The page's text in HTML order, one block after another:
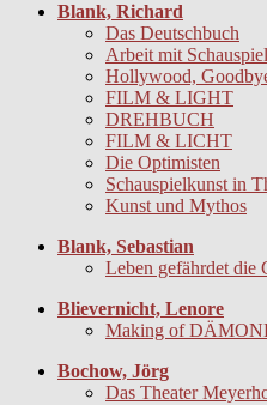
Blank, Richard
Das Deutschbuch
Arbeit mit
Hollywood,
FILM & LIGHT
DREHBUCH
FILM & LICHT
Die Optimisten
Schauspielkunst in
Kunst und Mythos
Blank, Sebastian
Leben gefährdet die
Blievernicht, Lenore
Making of
Bochow, Jörg
Das Theater